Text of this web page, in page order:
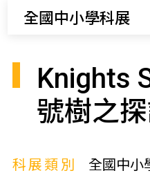
全國中小學科展
Knights
號樹之
科展類別
全國中小